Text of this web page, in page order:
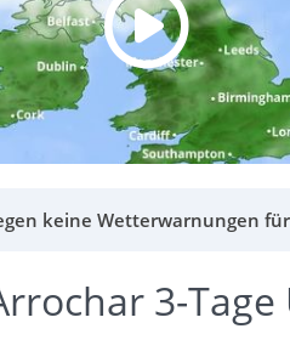
keine Wetterwarnungen
3-